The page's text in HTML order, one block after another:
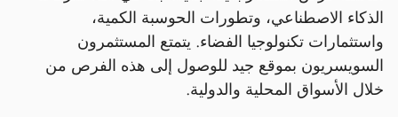
الذكاء الاصطناعي، وتطورات الحوسبة الكمية،
واستثمارات تكنولوجيا الفضاء. يتمتع المستثمرون
السويسريون بموقع جيد للوصول إلى هذه الفرص من
خلال الأسواق المحلية والدولية.